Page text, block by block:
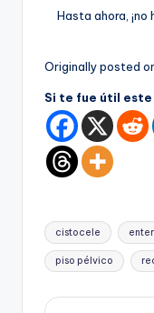
Hasta ahora,
Originally posted
Si te fue útil
Etiquetas:
cistocele
piso pélvico